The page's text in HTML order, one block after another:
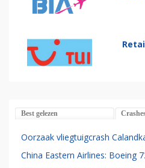
Best gelezen
Oorzaak vliegtuigcrash
China Eastern Airlines: Boeing